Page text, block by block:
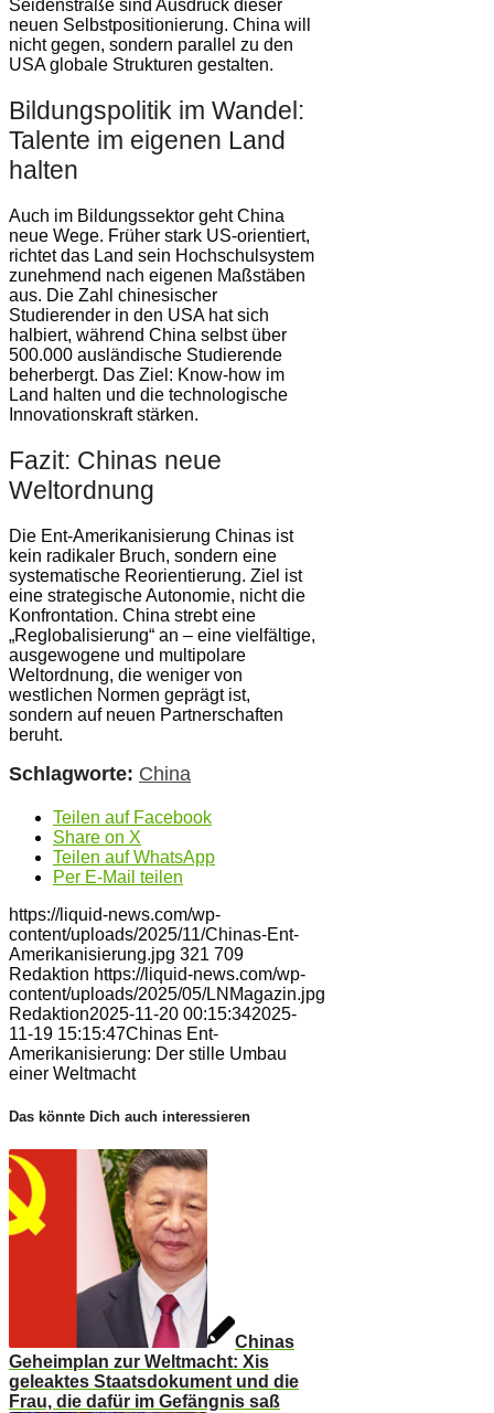
Seidenstraße sind Ausdruck dieser
neuen Selbstpositionierung. China will
nicht gegen, sondern parallel zu den
USA globale Strukturen gestalten.
Bildungspolitik im Wandel:
Talente im eigenen Land
halten
Auch im Bildungssektor geht China
neue Wege. Früher stark US-orientiert,
richtet das Land sein Hochschulsystem
zunehmend nach eigenen Maßstäben
aus. Die Zahl chinesischer
Studierender in den USA hat sich
halbiert, während China selbst über
500.000 ausländische Studierende
beherbergt. Das Ziel: Know-how im
Land halten und die technologische
Innovationskraft stärken.
Fazit: Chinas neue
Weltordnung
Die Ent-Amerikanisierung Chinas ist
kein radikaler Bruch, sondern eine
systematische Reorientierung. Ziel ist
eine strategische Autonomie, nicht die
Konfrontation. China strebt eine
„Reglobalisierung“ an – eine vielfältige,
ausgewogene und multipolare
Weltordnung, die weniger von
westlichen Normen geprägt ist,
sondern auf neuen Partnerschaften
beruht.
Schlagworte: China
Teilen auf Facebook
Share on X
Teilen auf WhatsApp
Per E-Mail teilen
https://liquid-news.com/wp-
content/uploads/2025/11/Chinas-Ent-
Amerikanisierung.jpg 321 709
Redaktion https://liquid-news.com/wp-
content/uploads/2025/05/LNMagazin.jpg
Redaktion2025-11-20 00:15:342025-
11-19 15:15:47Chinas Ent-
Amerikanisierung: Der stille Umbau
einer Weltmacht
Das könnte Dich auch interessieren
Chinas
Geheimplan zur Weltmacht: Xis
geleaktes Staatsdokument und die
Frau, die dafür im Gefängnis saß